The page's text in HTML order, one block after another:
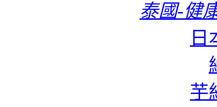
泰國-健
日
芋